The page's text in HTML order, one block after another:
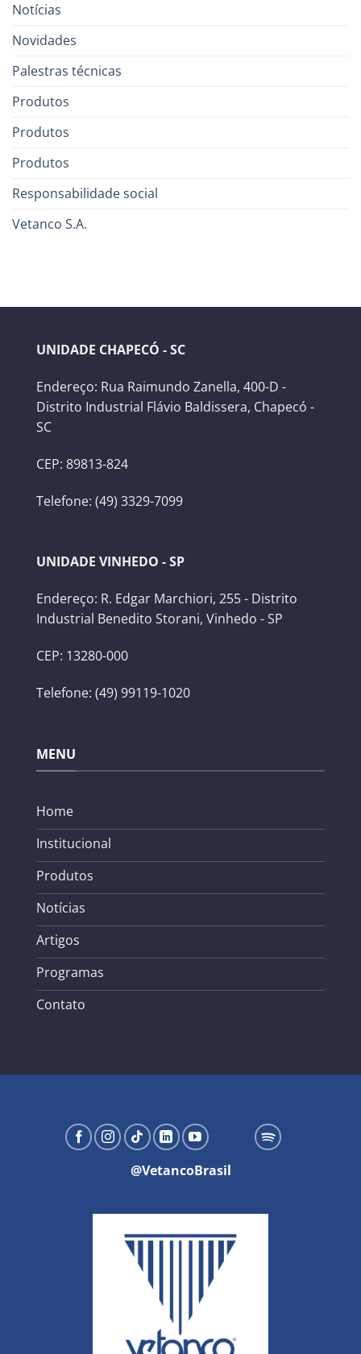
Notícias
Novidades
Palestras técnicas
Produtos
Produtos
Produtos
Responsabilidade social
Vetanco S.A.
UNIDADE CHAPECÓ - SC
Endereço: Rua Raimundo Zanella, 400-D -
Distrito Industrial Flávio Baldissera, Chapecó -
SC
CEP: 89813-824
Telefone: (49) 3329-7099
UNIDADE VINHEDO - SP
Endereço: R. Edgar Marchiori, 255 - Distrito
Industrial Benedito Storani, Vinhedo - SP
CEP: 13280-000
Telefone: (49) 99119-1020
MENU
Home
Institucional
Produtos
Notícias
Artigos
Programas
Contato
@VetancoBrasil